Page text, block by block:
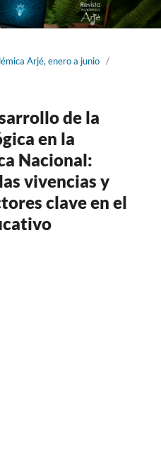
Arjé, enero a junio /
de la
en la
Nacional:
vivencias y
clave en el